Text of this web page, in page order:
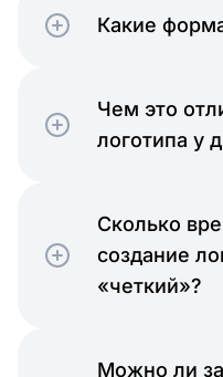
Какие
Чем это
логотипа у
Сколько
создание
«четкий»?
Можно ли